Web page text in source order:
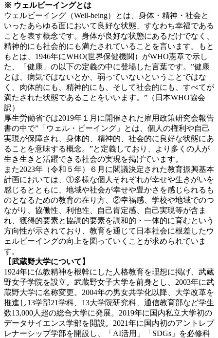
※ ウェルビーイングとは
ウェルビーイング（Well-being）とは、身体・精神・社会と
いったあらゆる面において良好な状態、すなわち幸福である
ことを表す概念です。身体が良好な状態にあるだけでなく、
精神的にも社会的にも満たされていることを言います。もと
もとは、1946年にWHO(世界保健機関）がWHO憲章で示し
た、「健康」の以下の定義の中に登場した言葉です。”健康
とは、病気ではないとか、弱っていないということではな
く、肉体的にも、精神的にも、そして社会的にも、すべてが
満たされた状態であることをいいます。”（日本WHO協会
訳）
厚生労働省では2019年１月に開催された雇用政策研究会報告
書の中で”「ウェル・ビーイング」とは、個人の権利や自己
実現が保障され、身体的、精神的、社会的に良好な状態にあ
ることを意味する概念。”と定義しており、より多くの人が
生き生きと活躍できる社会の実現を掲げています。
また2023年（令和５年）６月に閣議決定された教育振興基本
計画においては、①多様な個人それぞれが幸せや生きがいを
感じるとともに、地域や社会が幸せや豊かさを感じられるも
のとなるための教育の在り方、②幸福感、学校や地域でのつ
ながり、協働性、利他性、自己肯定感、自己実現等が含ま
れ、獲得的要素と協調的要素を調和的・一体的に育むという
方向性が示されており、教育を通じて日本社会に根差したウ
ェルビーイングの向上を図っていくことが求められていま
す。
【武蔵野大学について】
1924年に仏教精神を根幹にした人格教育を理想に掲げ、武蔵
野女子学院を設立。武蔵野女子大学を前身とし、2003年に武
蔵野大学に名称変更。2004年の男女共学化以降、大学改革を
推進し13学部21学科、13大学院研究科、通信教育部など学生
数13,000人超の総合大学に発展。2019年に国内私立大学初の
データサイエンス学部を開設。2021年に国内初のアントレプ
レナーシップ学部を開設し、「AI活用」「SDGs」を必修科